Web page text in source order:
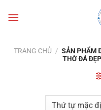
qua
TRANG CHỦ / SẢN PHẨM
THỜ ĐÁ